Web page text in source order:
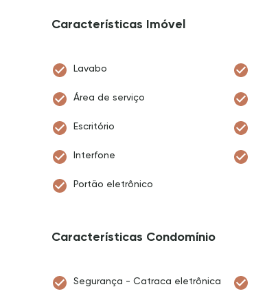
Características Imóvel
Lavabo
Área de serviço
Escritório
Interfone
Portão eletrônico
Características Condomínio
Segurança - Catraca eletrônica